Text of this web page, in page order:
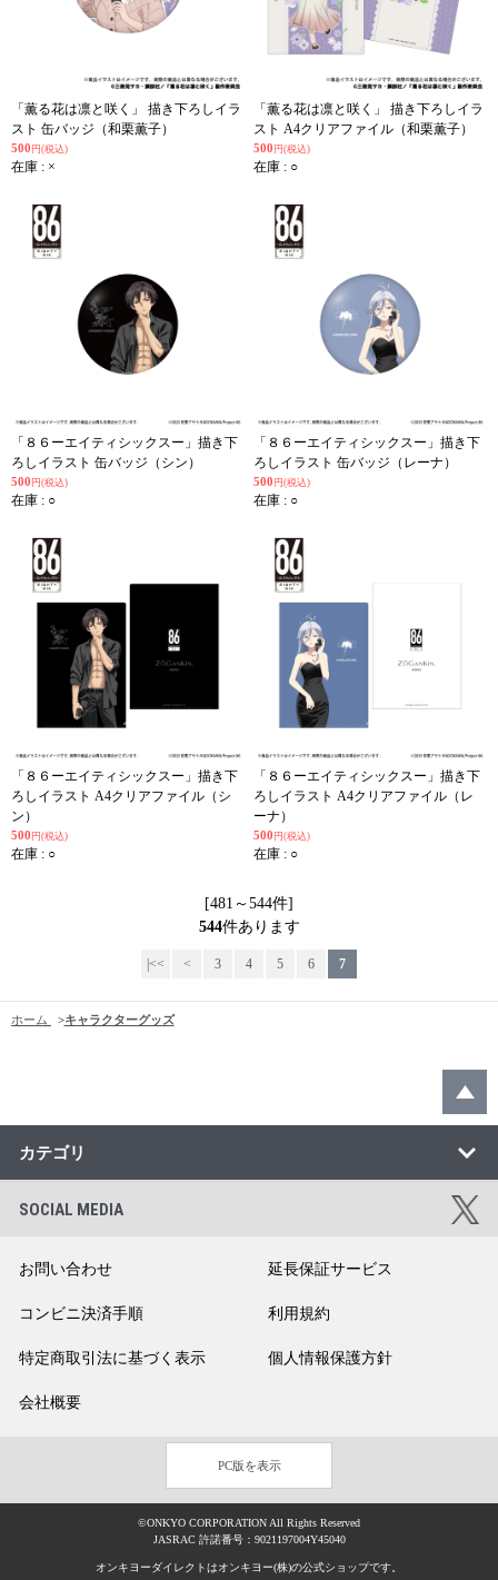
「薫る花は凛と咲く」 描き下ろしイラ
スト 缶バッジ（和栗薫子）
500 円(税込)
在庫 : ×
「薫る花は凛と咲く」 描き下ろしイラ
スト A4クリアファイル（和栗薫子）
500 円(税込)
在庫 : ○
「８６ーエイティシックスー」描き下
ろしイラスト 缶バッジ（シン）
500 円(税込)
在庫 : ○
「８６ーエイティシックスー」描き下
ろしイラスト 缶バッジ（レーナ）
500 円(税込)
在庫 : ○
「８６ーエイティシックスー」描き下
ろしイラスト A4クリアファイル（シ
ン）
500 円(税込)
在庫 : ○
「８６ーエイティシックスー」描き下
ろしイラスト A4クリアファイル（レ
ーナ）
500 円(税込)
在庫 : ○
[481～544件]
544件あります
|<< < 3 4 5 6 7
ホーム >キャラクターグッズ
カテゴリ
SOCIAL MEDIA
お問い合わせ 延長保証サービス
コンビニ決済手順 利用規約
特定商取引法に基づく表示 個人情報保護方針
会社概要
PC版を表示
©ONKYO CORPORATION All Rights Reserved
JASRAC 許諾番号：9021197004Y45040
オンキヨーダイレクトはオンキヨー(株)の公式ショップです。